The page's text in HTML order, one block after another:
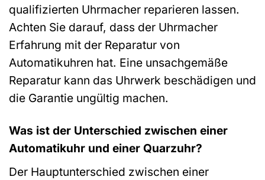
qualifizierten Uhrmacher reparieren lassen.
Achten Sie darauf, dass der Uhrmacher
Erfahrung mit der Reparatur von
Automatikuhren hat. Eine unsachgemäße
Reparatur kann das Uhrwerk beschädigen und
die Garantie ungültig machen.
Was ist der Unterschied zwischen einer
Automatikuhr und einer Quarzuhr?
Der Hauptunterschied zwischen einer